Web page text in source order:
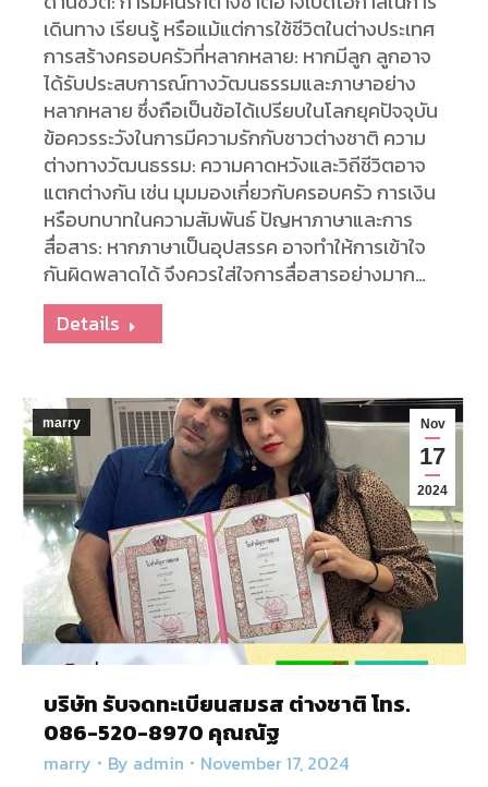
เดินทาง เรียนรู้ หรือแม้แต่การใช้ชีวิตในต่างประเทศ
การสร้างครอบครัวที่หลากหลาย: หากมีลูก ลูกอาจ
ได้รับประสบการณ์ทางวัฒนธรรมและภาษาอย่าง
หลากหลาย ซึ่งถือเป็นข้อได้เปรียบในโลกยุคปัจจุบัน
ข้อควรระวังในการมีความรักกับชาวต่างชาติ ความ
ต่างทางวัฒนธรรม: ความคาดหวังและวิถีชีวิตอาจ
แตกต่างกัน เช่น มุมมองเกี่ยวกับครอบครัว การเงิน
หรือบทบาทในความสัมพันธ์ ปัญหาภาษาและการ
สื่อสาร: หากภาษาเป็นอุปสรรค อาจทำให้การเข้าใจ
กันผิดพลาดได้ จึงควรใส่ใจการสื่อสารอย่างมาก…
Details
Nov
17
2024
marry
บริษัท รับจดทะเบียนสมรส ต่างชาติ โทร.
086-520-8970 คุณณัฐ
marry By admin November 17, 2024